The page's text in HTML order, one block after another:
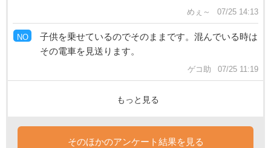
めぇ～ 07/25 14:13
NO
子供を乗せているのでそのままです。混んでいる時は
その電車を見送ります。
ゲコ助 07/25 11:19
もっと見る
そのほかのアンケート結果を見る